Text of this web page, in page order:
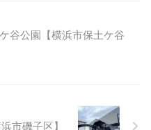
谷公園【横浜市保土ケ谷
市磯子区】